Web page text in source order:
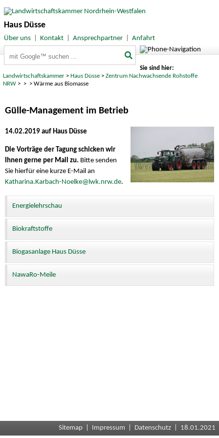
Haus Düsse
Über uns| Kontakt| Ansprechpartner| Anfahrt
Sie sind hier:
Landwirtschaftskammer > Haus Düsse >Zentrum Nachwachsende Rohstoffe
NRW > > > Wärme aus Biomasse
Gülle-Management im Betrieb
14.02.2019 auf Haus Düsse
Die Vorträge der Tagung schicken wir
Ihnen gerne per Mail zu. Bitte senden
Sie hierfür eine kurze E-Mail an
Katharina.Karbach-Noelke@lwk.nrw.de.
Energielehrschau
Biokraftstoffe
Biogasanlage Haus Düsse
NawaRo-Meile
Sitemap Impressum Datenschutz | 18.01.2021